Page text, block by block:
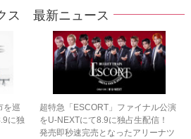
ス 最新ニュース
を巡
に独
超特急「ESCORT」ファイナル公演
をU-NEXTにて8.9に独占生配信！
発売即秒速完売となったアリーナツ